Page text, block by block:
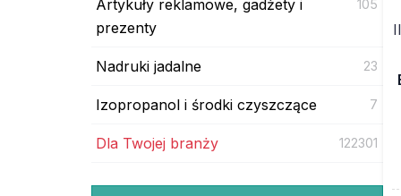
Artykuły reklamowe, gadżety i
prezenty
105
Nadruki jadalne 23
Izopropanol i środki czyszczące 7
Dla Twojej branży 122301